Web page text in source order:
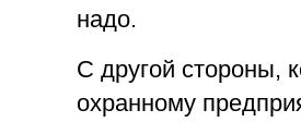
надо.
С другой стороны,
охранному